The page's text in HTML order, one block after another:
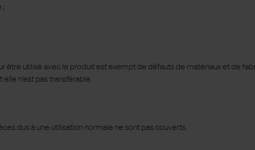
;
être utilisé avec le produit est exempt de défauts de matériaux et de
n’est pas transférable.
dus à une utilisation normale ne sont pas couverts.